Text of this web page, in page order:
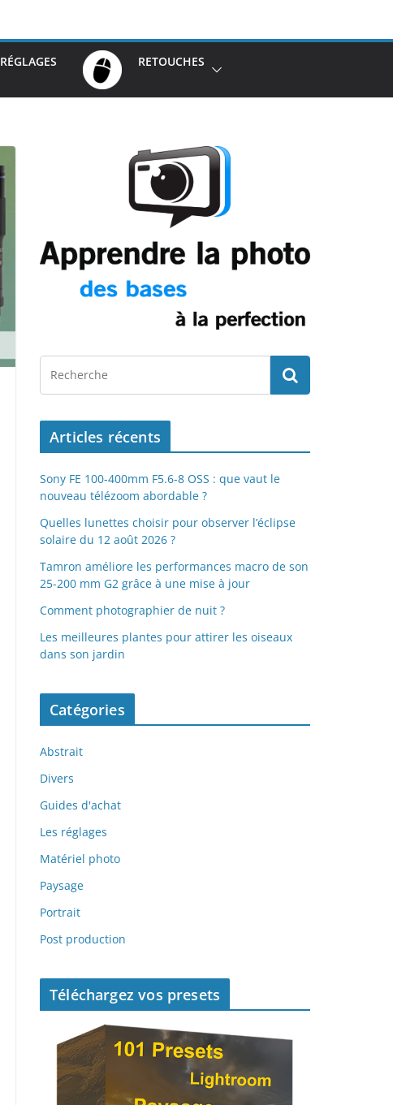
RÉGLAGES RETOUCHES
Articles récents
Sony FE 100-400mm F5.6-8 OSS : que vaut le
nouveau télézoom abordable ?
Quelles lunettes choisir pour observer l’éclipse
solaire du 12 août 2026 ?
Tamron améliore les performances macro de son
25-200 mm G2 grâce à une mise à jour
Comment photographier de nuit ?
Les meilleures plantes pour attirer les oiseaux
dans son jardin
Catégories
Abstrait
Divers
Guides d'achat
Les réglages
Matériel photo
Paysage
Portrait
Post production
Téléchargez vos presets